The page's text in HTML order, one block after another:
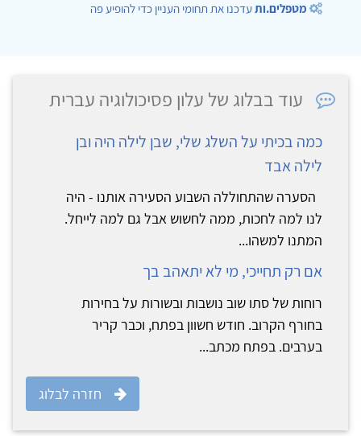
מטפלים.ותעדכנו את תחומי העניין כדי להופיע פה
עוד בבלוג של עלון פסיכולוגיה עברית
כמה בכיתי על השלג שלי, שבן לילה היה ובן
לילה אבד
הסערה שהתחוללה השבוע הסעירה אותנו - היה
לנו למה לחכות, ממה לחשוש אבל גם למה לייחל.
המתנו למשהו...
אם רק תחייכי, מי לא יתאהב בך
רוחות של סתו שוב נושבות ובשורות על בחירות
בחורף הקרוב. חודש חשוון בפתח, וכבר קריר
בערבים. בפתח מכתב...
חזרה לבלוג